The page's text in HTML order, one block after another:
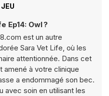
Ep14: Owl ?
est un autre
Sara Vet Life, où les
attentionnée. Dans cet
amené à votre clinique
a endommagé son bec.
avec soin en utilisant les